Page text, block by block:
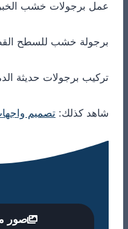
عمل برجولات خشب الخبر
برجولة خشب للسطح
تركيب برجولات حديثة
شاهد كذلك: تصميم
صور